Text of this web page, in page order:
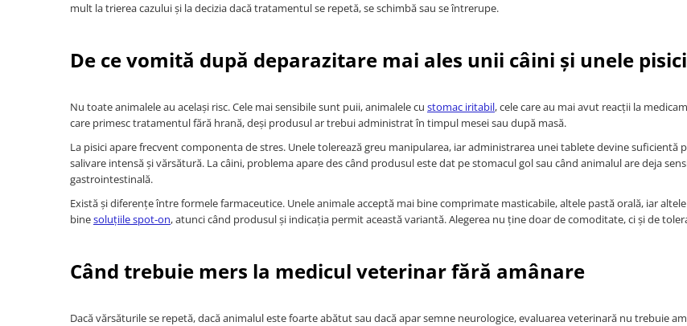
mult la trierea cazului și la decizia dacă tratamentul se repetă, se schimbă sau se întrerupe.
De ce vomită după deparazitare mai ales unii câini și unele pisici
Nu toate animalele au același risc. Cele mai sensibile sunt puii, animalele cu stomac iritabil, cele care au mai avut reacții la
care primesc tratamentul fără hrană, deși produsul ar trebui administrat în timpul mesei sau după masă.
La pisici apare frecvent componenta de stres. Unele tolerează greu manipularea, iar administrarea unei tablete devine suficientă
salivare intensă și vărsătură. La câini, problema apare des când produsul este dat pe stomacul gol sau când animalul are deja
gastrointestinală.
Există și diferențe între formele farmaceutice. Unele animale acceptă mai bine comprimate masticabile, altele pastă orală, iar
binesoluțiile spot-on, atunci când produsul și indicația permit această variantă. Alegerea nu ține doar de comoditate, ci și de
Când trebuie mers la medicul veterinar fără amânare
Dacă vărsăturile se repetă, dacă animalul este foarte abătut sau dacă apar semne neurologice, evaluarea veterinară nu trebuie